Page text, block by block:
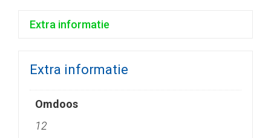
Extra informatie
Extra informatie
Omdoos
12